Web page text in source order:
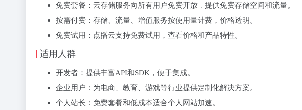
‌免费套餐‌：云存储服务向所有用户免费开放，提供免费存储空间和流量。
‌按需付费‌：存储、流量、增值服务按使用量计费，价格透明。
‌免费试用‌：点播云支持免费试用，查看价格和产品特性。
适用人群
‌开发者‌：提供丰富API和SDK，便于集成。
‌企业用户‌：为电商、教育、游戏等行业提供定制化解决方案。
‌个人站长‌：免费套餐和低成本适合个人网站加速。